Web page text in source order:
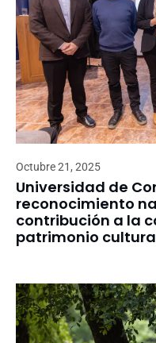
Octubre 21, 2025
Universidad de
reconocimiento
contribución a la
patrimonio